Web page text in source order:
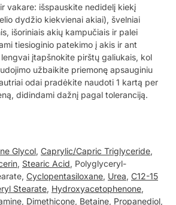
vakare: išspauskite nedidelį kiekį
dydžio kiekvienai akiai), švelniai
išoriniais akių kampučiais ir palei
tiesioginio patekimo į akis ir ant
įtapšnokite pirštų galiukais, kol
užbaikite priemonę apsauginiu
odai pradėkite naudoti 1 kartą per
didindami dažnį pagal toleranciją.
Glycol, Caprylic/Capric Triglyceride,
, Stearic Acid, Polyglyceryl-
Cyclopentasiloxane, Urea, C12-15
Stearate, Hydroxyacetophenone,
, Dimethicone, Betaine, Propanediol,